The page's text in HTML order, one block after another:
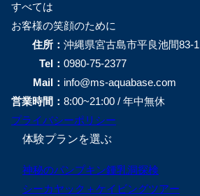
すべては
お客様の笑顔のために
住所： 沖縄県宮古島市平良池間83-1
Tel： 0980-75-2377
Mail： info@ms-aquabase.com
営業時間： 8:00~21:00 / 年中無休
プライバシーポリシー
体験プランを選ぶ
神秘のパンプキン鍾乳洞探検
シーカヤック＋ケイビングツアー